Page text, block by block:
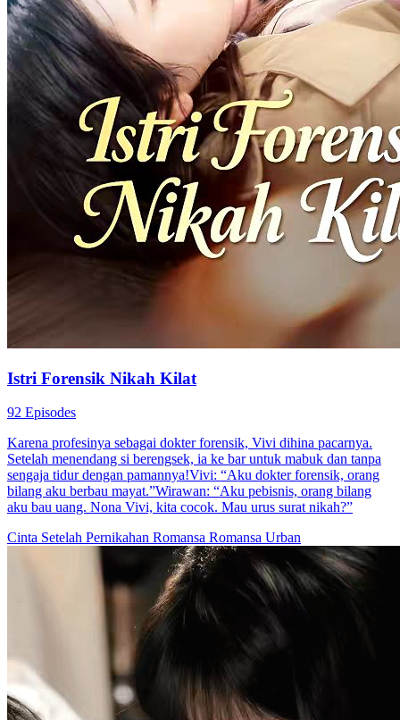
Tuan Qin, Istrimu Minta Cerai?
79 Episodes
Jiang Xiaoyu nikah dana operasi nenek，tapi salah nikahi ahli waris
Qin Mu Chuan。Bertemu lagi setelah 1 tahun tak saling kenal，
jatuh cinta & sadar kebenaran！Pernikahan keliru jadi cinta sejati,
bersama selamanya